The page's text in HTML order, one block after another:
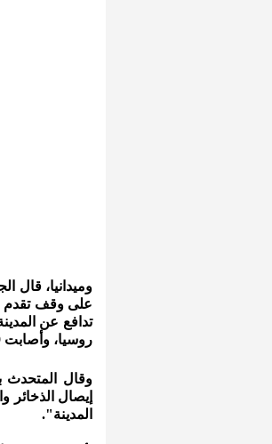
وميدانيا، قال
على وقف تقدم
روسيا، وأصابت 199 آخرين خلال القتال يوم الجمعة.
وقال المتحدث
إيصال الذخائر
المدينة".